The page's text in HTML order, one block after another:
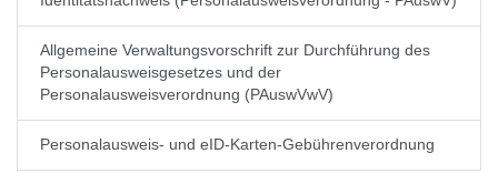
Allgemeine Verwaltungsvorschrift zur Durchführung des
Personalausweisgesetzes und der
Personalausweisverordnung (PAuswVwV)
Personalausweis- und eID-Karten-Gebührenverordnung